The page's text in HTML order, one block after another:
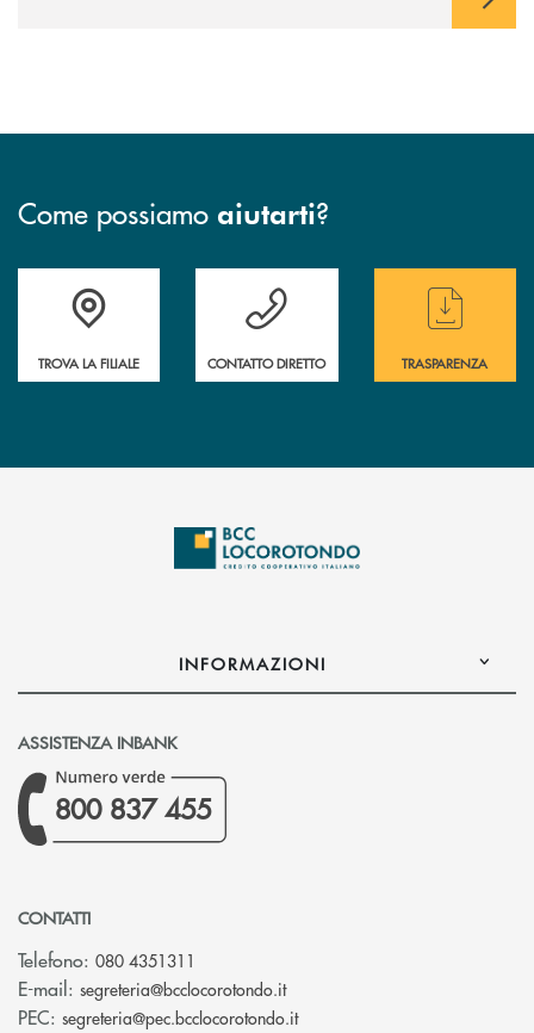
Come possiamo aiutarti?
Accedi all' elenco completo delle filiali
TROVA LA FILIALE
Hai bisogno di assistenza immediata ?
CONTATTO DIRETTO
Hai bisogno di
TRASPARENZA
INFORMAZIONI
ASSISTENZA INBANK
800 837 455
CONTATTI
Telefono: 080 4351311
E-mail: segreteria@bcclocorotondo.it(si apre l’app di posta
PEC: segreteria@pec.bcclocorotondo.it(si apre l’app di posta